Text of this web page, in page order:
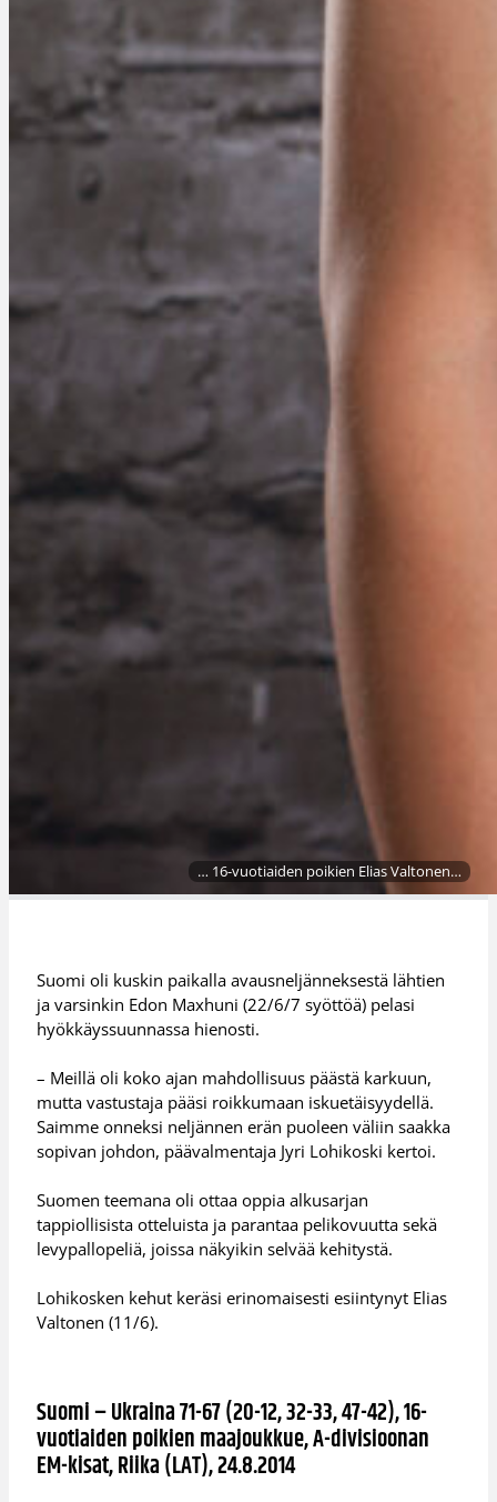
… 16-vuotiaiden poikien Elias Valtonen…
Suomi oli kuskin paikalla avausneljänneksestä lähtien
ja varsinkin Edon Maxhuni (22/6/7 syöttöä) pelasi
hyökkäyssuunnassa hienosti.
– Meillä oli koko ajan mahdollisuus päästä karkuun,
mutta vastustaja pääsi roikkumaan iskuetäisyydellä.
Saimme onneksi neljännen erän puoleen väliin saakka
sopivan johdon, päävalmentaja Jyri Lohikoski kertoi.
Suomen teemana oli ottaa oppia alkusarjan
tappiollisista otteluista ja parantaa pelikovuutta sekä
levypallopeliä, joissa näkyikin selvää kehitystä.
Lohikosken kehut keräsi erinomaisesti esiintynyt Elias
Valtonen (11/6).
Suomi – Ukraina 71-67 (20-12, 32-33, 47-42), 16-
vuotiaiden poikien maajoukkue, A-divisioonan
EM-kisat, Riika (LAT), 24.8.2014